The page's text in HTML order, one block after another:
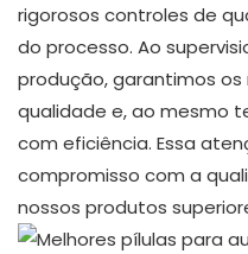
rigorosos controles de
do processo. Ao
produção, garantimos
qualidade e, ao mesmo
com eficiência. Essa
compromisso com a
nossos produtos